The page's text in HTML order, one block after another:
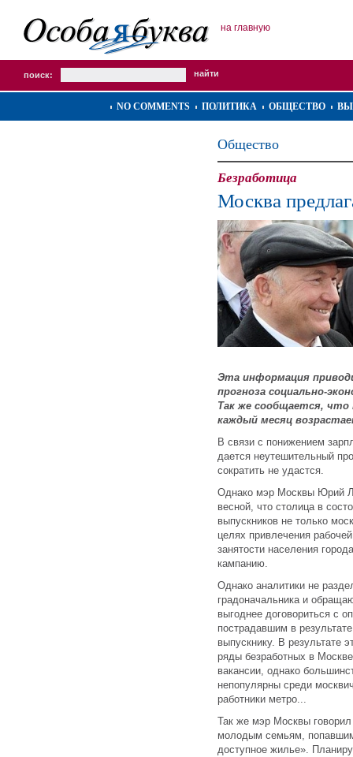
на главную
поиск:
NO COMMENTS ПОЛИТИКА ОБЩЕСТВО
Общество
Безработица
Москва
Эта информация
прогноза социально-
Так же сообщается, что
каждый месяц
В связи с понижением
дается неутешительный
сократить не удастся.
Однако мэр Москвы Юрий
весной, что столица в
выпускников не только
целях привлечения
занятости населения
кампанию.
Однако аналитики не
градоначальника и
выгоднее договориться с
пострадавшим в
выпускнику. В результате
ряды безработных в
вакансии, однако
непопулярны среди
работники метро...
Так же мэр Москвы
молодым семьям,
доступное жилье».